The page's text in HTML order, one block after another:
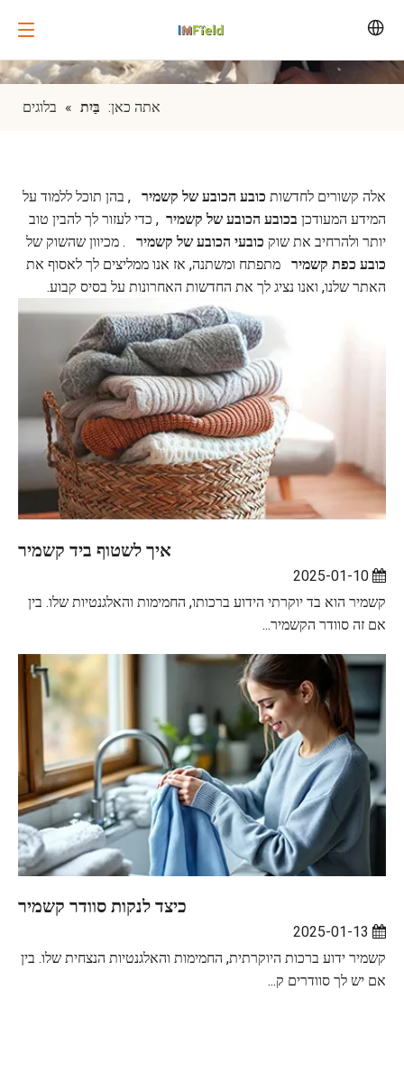
אתה כאן: בַּיִת » בלוגים
אלה קשורים לחדשות כובע הכובע של קשמיר
, בהן תוכל ללמוד על
המידע המעודכן בכובע הכובע של קשמיר , כדי לעזור לך להבין טוב
יותר ולהרחיב את שוק כובעי הכובע של קשמיר
. מכיוון שהשוק של
כובע כפת קשמיר
מתפתח ומשתנה, אז אנו ממליצים לך לאסוף את
האתר שלנו, ואנו נציג לך את החדשות האחרונות על בסיס קבוע.
איך לשטוף ביד קשמיר
קשמיר הוא בד יוקרתי הידוע ברכותו, החמימות והאלגנטיות שלו. בין
אם זה סוודר הקשמיר...
כיצד לנקות סוודר קשמיר
קשמיר ידוע ברכות היוקרתית, החמימות והאלגנטיות הנצחית שלו. בין
אם יש לך סוודרים ק...